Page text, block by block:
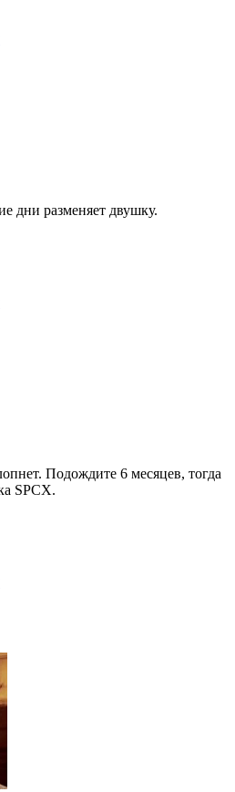
дни разменяет двушку.
Подождите 6 месяцев, тогда
SPCX.